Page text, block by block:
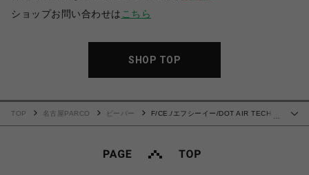
ショップお問い合わせは こちら
SHOP TOP
…
TOP 名古屋PARCO ビーバー
F/CE./エフシーイー/DOT AIR TECH